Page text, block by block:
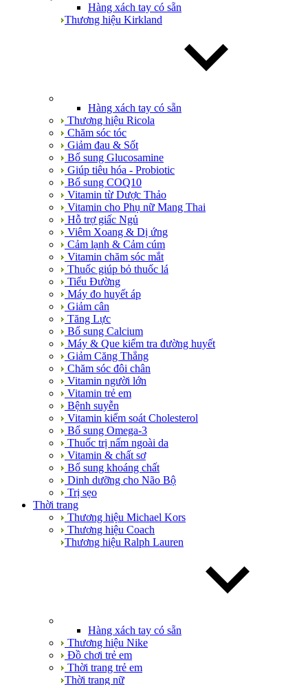
Hàng xách tay có sẵn
Thương hiệu Kirkland
Hàng xách tay có sẵn
Thương hiệu Ricola
Chăm sóc tóc
Giảm đau & Sốt
Bổ sung Glucosamine
Giúp tiêu hóa - Probiotic
Bổ sung COQ10
Vitamin từ Dược Thảo
Vitamin cho Phụ nữ Mang Thai
Hỗ trợ giấc Ngủ
Viêm Xoang & Dị ứng
Cảm lạnh & Cảm cúm
Vitamin chăm sóc mắt
Thuốc giúp bỏ thuốc lá
Tiểu Đường
Máy đo huyết áp
Giảm cân
Tăng Lực
Bổ sung Calcium
Máy & Que kiểm tra đường huyết
Giảm Căng Thẳng
Chăm sóc đôi chân
Vitamin người lớn
Vitamin trẻ em
Bệnh suyễn
Vitamin kiểm soát Cholesterol
Bổ sung Omega-3
Thuốc trị nấm ngoài da
Vitamin & chất sơ
Bổ sung khoáng chất
Dinh dưỡng cho Não Bộ
Trị sẹo
Thời trang
Thương hiệu Michael Kors
Thương hiệu Coach
Thương hiệu Ralph Lauren
Hàng xách tay có sẵn
Thương hiệu Nike
Đồ chơi trẻ em
Thời trang trẻ em
Thời trang nữ